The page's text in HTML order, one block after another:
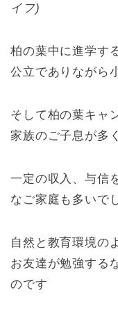
イフ)
柏の葉中に進学す
公立でありながら
そして柏の葉キャ
家族のご子息が多
一定の収入、与信
なご家庭も多いで
自然と教育環境の
お友達が勉強する
のです